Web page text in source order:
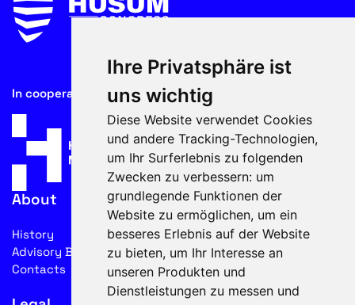
Ihre Privatsphäre ist
uns wichtig
Diese Website verwendet Cookies
und andere Tracking-Technologien,
um Ihr Surferlebnis zu folgenden
Zwecken zu verbessern: um
grundlegende Funktionen der
Website zu ermöglichen, um ein
besseres Erlebnis auf der Website
zu bieten, um Ihr Interesse an
unseren Produkten und
Dienstleistungen zu messen und
In cooperation with
About
History
Advisory Board
Contacts